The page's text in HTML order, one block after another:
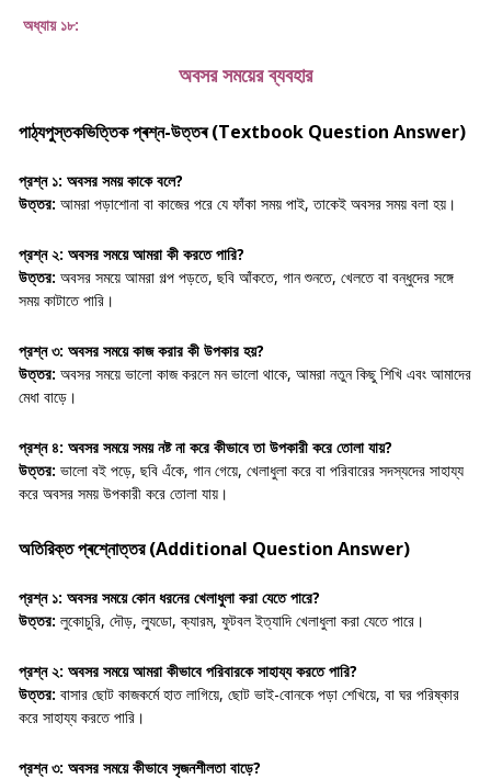
অধ্যায় ১৮:
অবসর সময়ের ব্যবহার
পাঠ্যপুস্তকভিত্তিক প্ৰশ্ন-উত্তৰ (Textbook Question Answer)
প্রশ্ন ১: অবসর সময় কাকে বলে?
উত্তর: আমরা পড়াশোনা বা কাজের পরে যে ফাঁকা সময় পাই, তাকেই অবসর সময় বলা হয়।
প্রশ্ন ২: অবসর সময়ে আমরা কী করতে পারি?
উত্তর: অবসর সময়ে আমরা গল্প পড়তে, ছবি আঁকতে, গান শুনতে, খেলতে বা বন্ধুদের সঙ্গে
সময় কাটাতে পারি।
প্রশ্ন ৩: অবসর সময়ে কাজ করার কী উপকার হয়?
উত্তর: অবসর সময়ে ভালো কাজ করলে মন ভালো থাকে, আমরা নতুন কিছু শিখি এবং আমাদের
মেধা বাড়ে।
প্রশ্ন ৪: অবসর সময়ে সময় নষ্ট না করে কীভাবে তা উপকারী করে তোলা যায়?
উত্তর: ভালো বই পড়ে, ছবি এঁকে, গান গেয়ে, খেলাধুলা করে বা পরিবারের সদস্যদের সাহায্য
করে অবসর সময় উপকারী করে তোলা যায়।
অতিরিক্ত প্ৰশ্নোত্তর (Additional Question Answer)
প্রশ্ন ১: অবসর সময়ে কোন ধরনের খেলাধুলা করা যেতে পারে?
উত্তর: লুকোচুরি, দৌড়, ল্যুডো, ক্যারম, ফুটবল ইত্যাদি খেলাধুলা করা যেতে পারে।
প্রশ্ন ২: অবসর সময়ে আমরা কীভাবে পরিবারকে সাহায্য করতে পারি?
উত্তর: বাসার ছোট কাজকর্মে হাত লাগিয়ে, ছোট ভাই-বোনকে পড়া শেখিয়ে, বা ঘর পরিষ্কার
করে সাহায্য করতে পারি।
প্রশ্ন ৩: অবসর সময়ে কীভাবে সৃজনশীলতা বাড়ে?